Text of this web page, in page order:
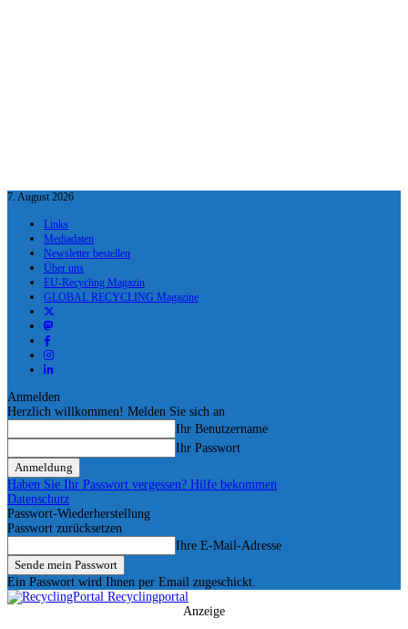
7. August 2026
Links
Mediadaten
Newsletter bestellen
Über uns
EU-Recycling Magazin
GLOBAL RECYCLING Magazine
Anmelden
Herzlich willkommen! Melden Sie sich an
Ihr Benutzername
Ihr Passwort
Haben Sie Ihr Passwort vergessen? Hilfe bekommen
Datenschutz
Passwort-Wiederherstellung
Passwort zurücksetzen
Ihre E-Mail-Adresse
Ein Passwort wird Ihnen per Email zugeschickt.
Recyclingportal
Anzeige